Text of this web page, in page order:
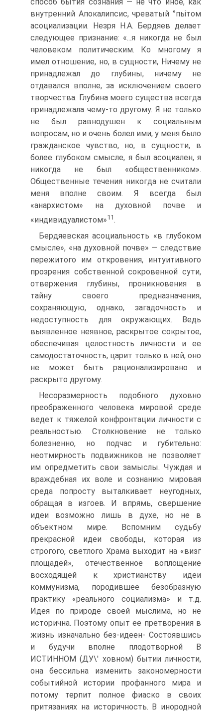
внутренний Апокалипсис, чреватый °пьітом
асоциализации. Незря Н.А. Бердяев делает
следующее признание: «...я никогда не был
человеком политическим. Ко многому я
имел отношение, но, в сущности, Ничему не
принадлежал до глубины, ничему не
отдавался вполне, за исключением своего
творчества. Глубина моего существа всегда
принадлежала чему-то другому. Я не только
не был равнодушен к социальным
вопросам, но и очень болел ими, у меня было
гражданское чувство, но, в сущности, в
более глубоком смысле, я был асоциален, я
никогда не был «общественником».
Общественные течения никогда не считали
меня вполне своим. Я всегда был
«анархистом» на духовной почве и
«индивидуалистом»11.
Бердяевская асоциальность «в глубоком
смысле», «на духовной почве» — следствие
пережитого им откровения, интуитивного
прозрения собственной сокровенной сути,
отвержения глубины, проникновения в
тайну своего предназначения,
сохраняющую, однако, загадочность и
недоступность для окружающих. Ведь
выявленное неявное, раскрытое сокрытое,
обеспечивая целостность личности и ее
самодостаточность, царит только в ней, оно
не может быть рационализировано и
раскрыто другому.
Несоразмерность подобного духовно
преображенного человека мировой среде
ведет к тяжелой конфронтации личности с
реальностью. Столкновение не только
болезненно, но подчас и губительно:
неотмирность подвижников не позволяет
им опредметить свои замыслы. Чуждая и
враждебная их воле и сознанию мировая
среда попросту выталкивает неугодных,
обращая в изгоев. И впрямь, свершение
идеи возможно лишь в духе, но не в
объектном мире. Вспомним судьбу
прекрасной идеи свободы, которая из
строгого, светлого Храма выходит на «визг
площадей», отечественное воплощение
восходящей к христианству идеи
коммунизма, породившее безобразную
практику «реального социализма» и т.д.
Идея по природе своей мыслима, но не
исторична. Поэтому опыт ее претворения в
жизнь изначально без-идеен- Состоявшись
и будучи вполне плодотворной В
ИСТИННОМ (ДУ\' ховном) бытии личности,
она бессильна изменить закономерности
событийной истории профанного мира и
потому терпит полное фиаско в своих
притязаниях на историчность. В инородной